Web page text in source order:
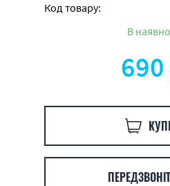
Код товару:
В
690